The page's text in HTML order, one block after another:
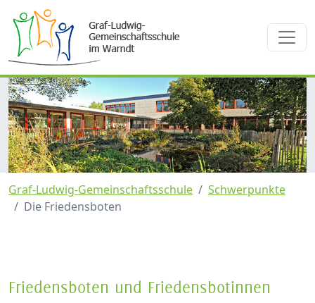
Graf-Ludwig-Gemeinschaftsschule
Schwerpunkte
Die Friedensboten
Friedensboten und Friedensbotinnen